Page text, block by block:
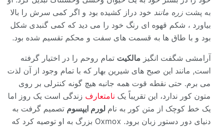
به پشت زره مانند خود دراز کشیده بود و اگر کمی سرش را بالا
بیاورد ، شکم قهوه ای رنگ خود را می دید که کمی گنبدی شکل
بود و با طاق ها به قسمت های سفت و محکم تقسیم شده بود.
آرامشی شگفت انگیز مالکیت تمام روحم را در اختیار گرفته
است, مانند این صبح های شیرین بهار که با تمام وجود از آن لذت
می برم. حتی نقطه قوت همه جانبه هیچ گونه کنترلی بر روی
متون کور ندارد، این تقریباً یک نامتعارف زندگی است یک روز اما
یک خط کوچک از متن کور به نام لورم ایپسوم تصمیم گرفت به
دنیای دور دستور زبان برود. Oxmox بزرگ به او توصیه کرد که